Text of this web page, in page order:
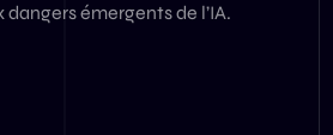
émergents de l’IA.